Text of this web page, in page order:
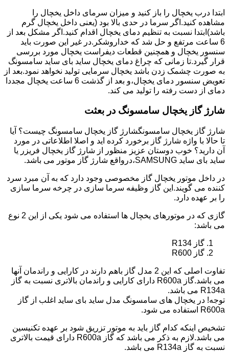
ابتدا درب یخچال را باز کنید و میزان سرمای داخل یخچال را
مشاهده کنید.اگر سرما در حدی بالا بود (یعنی داخل یخچال گرم
باشد)ابتدا نسبت به تنظیم دمای یخچال اقدام کنید.اگر مشکل بعد از
6 ساعت مرتفع و حل شد که خداروشکر.در غیر این صورت باید
سنسور یخچال و همچنین قطعات دیفراست یخچال مورد بررسی
قرار گیرد.تا زمانی که چراغ دمای یخچال ساید بای ساید سامسونگ
به صورت چشمک زدن باشد یخچال سرمایی تولید نخواهد نمود.بعد از
تعویض سنسور دمای یخچال،و بعد از گذشت 6 ساعت یخچال مجددا
دمای از دست رفته را تولید می کند.
شارژ گاز یخچال سامسونگ در بعثت
شارژ گاز یخچال سامسونگشارژ گاز یخچال سامسونگ چیست؟ آیا
تا حالا با واژه شارژ گاز برخورد کرده اید و اصلا اطلاعاتی در مورد
آن دارید؟ خوب دوستان عزیز منظور از شارژ گاز یخچال فریزر یا
ساید بای ساید SAMSUNG،درواقع شارژ گاز موتور می باشد.
در داخل موتور یخچال گاز مخصوصی وجود دارد که به آن مبرد سرد
کننده می گویند.این گاز وظیفه سرما سازی در چرخه سرما سازی
را بر عهده دارد.
گازی که در موتورهای یخچال ها استفاده می شود یکی از این 2 نوع
می باشد:
گاز R134
گاز R600
تفاوت اصلی که این 2 مدل گاز باهم دارند در کارایی و راندمان آنها
می باشد.گاز R600a دارای کارایی و راندمان بالاتری نسبت به گاز
R134a می باشد.
توجه! در یخچال های سامسونگ مدل ساید بای ساید اغلب از گاز
R600a استفاده می شود.
تشخیص اینکه کدام گاز باید به موتور تزریق شود بر عهده تکنیسین
می باشد.لازم به ذکر می باشد که گاز R600a دارای قیمت بالاتری
نسبت به گاز R134a می باشد.